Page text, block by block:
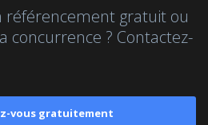
référencement gratuit ou
concurrence ? Contactez-
vous gratuitement